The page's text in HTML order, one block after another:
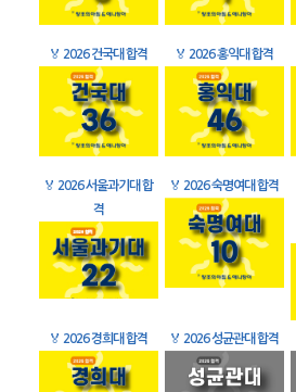
🏅 2026 건국대 합격 🏅 2026 홍익대 합격
🏅 2026 서울과기대 합
격
🏅 2026 숙명여대 합격
🏅 2026 경희대 합격 🏅 2026 성균관대 합격